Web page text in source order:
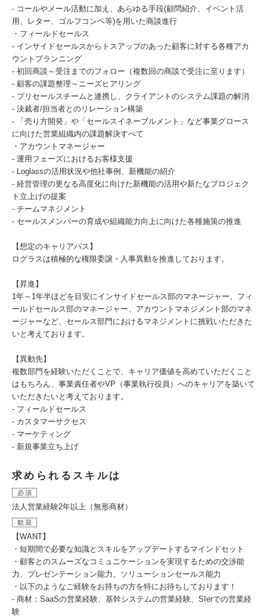
- コールやメール活動に加え、あらゆる手段(顧問紹介、イベント活
用、レター、ゴルフコンペ等)を用いた商談進行
・フィールドセールス
- インサイドセールスからトスアップのあった顧客に対する各種アカ
ウントプランニング
- 初回商談～受注までのフォロー（複数回の商談で受注に至ります）
- 顧客の課題整理～ニーズヒアリング
- プリセールスチームと連携し、クライアントのシステム課題の解消
- 決裁者/担当者とのリレーション構築
- 「売り方開発」や「セールスイネーブルメント」など事業グロース
に向けた営業組織内の課題解決すべて
・アカウントマネージャー
- 運用フェーズにおけるお客様支援
- Loglassの活用状況や他社事例、新機能の紹介
- 経営管理の更なる高度化に向けた新機能の活用や新たなプロジェク
ト立上げの提案
- チームマネジメント
- セールスメンバーの育成や組織能力向上に向けた各種施策の推進
【想定のキャリアパス】
ログラスは積極的な権限委譲・人事異動を推進しております。
【昇進】
1年～1年半ほどを目安にインサイドセールス部のマネージャー、フィ
ールドセールス部のマネージャー、アカウントマネジメント部のマネ
ージャーなど、セールス部門におけるマネジメントに挑戦いただきた
いと考えております。
【異動先】
複数部門を経験いただくことで、キャリア価値を高めていただくこと
はもちろん、事業責任者やVP（事業執行役員）へのキャリアを築いて
いただきたいと考えております。
- フィールドセールス
- カスタマーサクセス
- マーケティング
- 新規事業立ち上げ
求められるスキルは
必須
法人営業経験2年以上（無形商材）
歓迎
【WANT】
・短期間で必要な知識とスキルをアップデートするマインドセット
・顧客とのスムーズなコミュニケーションを実現するための交渉能
力、プレゼンテーション能力、ソリューションセールス能力
・以下のようなご経験をお持ちの方を特にお待ちしております！
- 商材：SaaSの営業経験、基幹システムの営業経験、SIerでの営業経
験